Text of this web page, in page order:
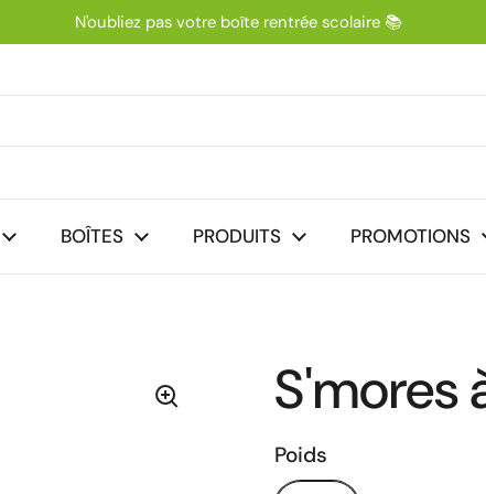
N'oubliez pas votre boîte rentrée scolaire 📚
BOÎTES PRODUITS PROMOTIONS
S'mores
Poids